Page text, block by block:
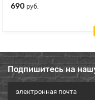
690 руб.
Подпишитесь на